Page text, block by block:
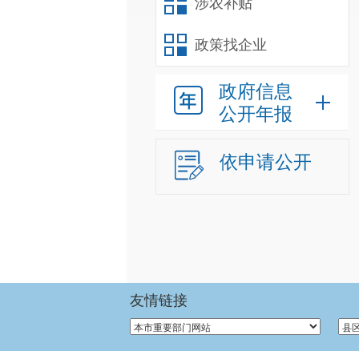
涉农补贴
政策找企业
政府信息
公开年报
依申请公开
友情链接